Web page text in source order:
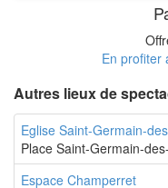
En profiter
Autres lieux de
Eglise Saint-Germain-
Place Saint-Germain-
Espace Champerret